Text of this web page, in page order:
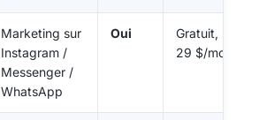
Marketing sur
Instagram /
Messenger /
WhatsApp
Oui
Gratuit, puis
29 $/mois